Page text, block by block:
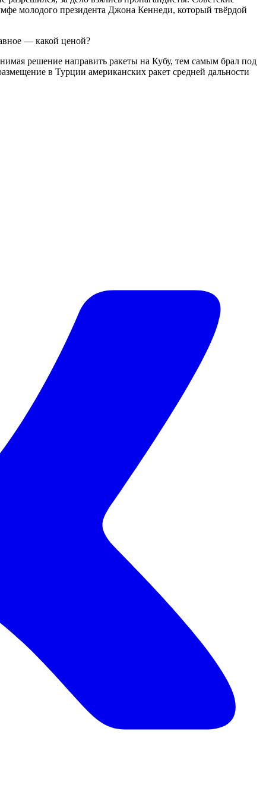
молодого президента Джона Кеннеди, который твёрдой
— какой ценой?
решение направить ракеты на Кубу, тем самым брал под
в Турции американских ракет средней дальности